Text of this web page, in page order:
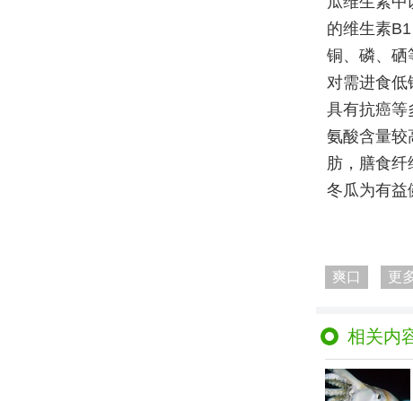
的维生素
铜、磷、硒
对需进食低
具有抗癌等
氨酸含量较
肪，膳食纤
冬瓜为有益
爽口 更
相关内